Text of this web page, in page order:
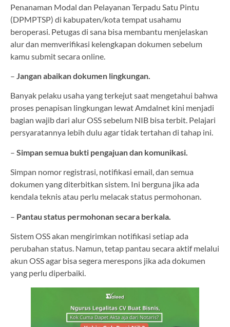
Penanaman Modal dan Pelayanan Terpadu Satu Pintu
(DPMPTSP) di kabupaten/kota tempat usahamu
beroperasi. Petugas di sana bisa membantu menjelaskan
alur dan memverifikasi kelengkapan dokumen sebelum
kamu submit secara online.
– Jangan abaikan dokumen lingkungan.
Banyak pelaku usaha yang terkejut saat mengetahui bahwa
proses penapisan lingkungan lewat Amdalnet kini menjadi
bagian wajib dari alur OSS sebelum NIB bisa terbit. Pelajari
persyaratannya lebih dulu agar tidak tertahan di tahap ini.
– Simpan semua bukti pengajuan dan komunikasi.
Simpan nomor registrasi, notifikasi email, dan semua
dokumen yang diterbitkan sistem. Ini berguna jika ada
kendala teknis atau perlu melacak status permohonan.
– Pantau status permohonan secara berkala.
Sistem OSS akan mengirimkan notifikasi setiap ada
perubahan status. Namun, tetap pantau secara aktif melalui
akun OSS agar bisa segera merespons jika ada dokumen
yang perlu diperbaiki.